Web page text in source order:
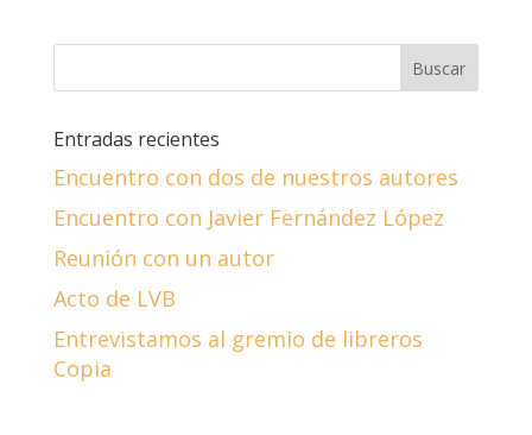
Entradas recientes
Encuentro con dos de nuestros autores
Encuentro con Javier Fernández López
Reunión con un autor
Acto de LVB
Entrevistamos al gremio de libreros
Copia